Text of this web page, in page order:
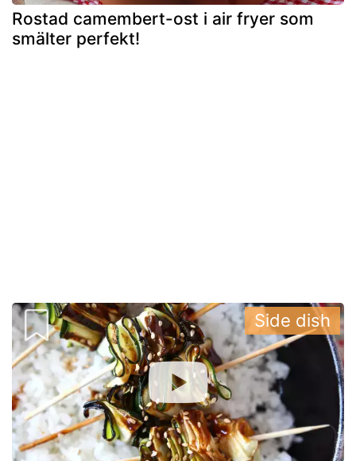
Rostad camembert-ost i air fryer som
smälter perfekt!
Side dish